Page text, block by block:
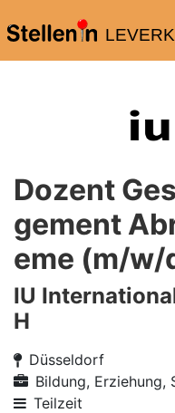
Dozent
gement
eme (m/w/
IU
H
Düsseldorf
Bildung, Erziehung,
Teilzeit